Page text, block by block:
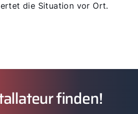
die Situation vor Ort.
finden!